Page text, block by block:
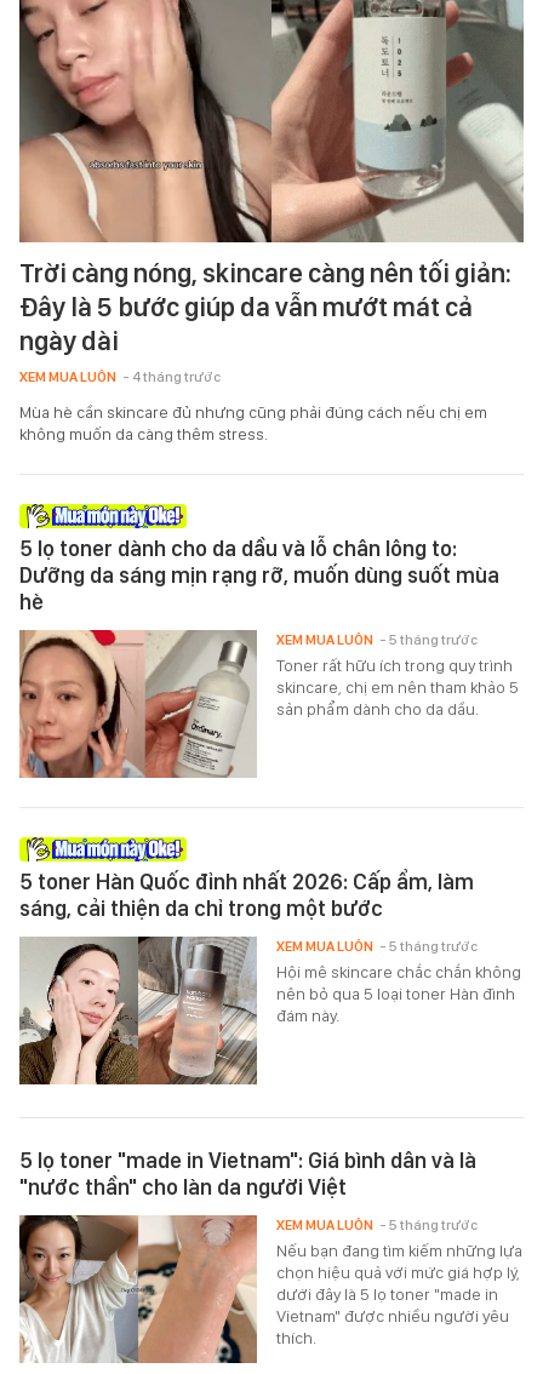
Trời càng nóng, skincare càng nên tối giản:
Đây là 5 bước giúp da vẫn mướt mát cả
ngày dài
XEM MUA LUÔN - 4 tháng trước
Mùa hè cần skincare đủ nhưng cũng phải đúng cách nếu chị em
không muốn da càng thêm stress.
5 lọ toner dành cho da dầu và lỗ chân lông to:
Dưỡng da sáng mịn rạng rỡ, muốn dùng suốt mùa
hè
Toner rất hữu ích trong quy trình
skincare, chị em nên tham khảo 5
sản phẩm dành cho da dầu.
XEM MUA LUÔN - 5 tháng trước
5 toner Hàn Quốc đỉnh nhất 2026: Cấp ẩm, làm
sáng, cải thiện da chỉ trong một bước
Hội mê skincare chắc chắn không
nên bỏ qua 5 loại toner Hàn đình
đám này.
XEM MUA LUÔN - 5 tháng trước
5 lọ toner "made in Vietnam": Giá bình dân và là
"nước thần" cho làn da người Việt
Nếu bạn đang tìm kiếm những lựa
chọn hiệu quả với mức giá hợp lý,
dưới đây là 5 lọ toner "made in
Vietnam" được nhiều người yêu
thích.
XEM MUA LUÔN - 5 tháng trước